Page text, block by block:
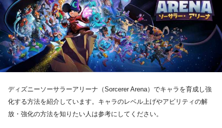
ディズニーソーサラーアリーナ（Sorcerer Arena）でキャラを育成し強
化する方法を紹介しています。キャラのレベル上げやアビリティの解
放・強化の方法を知りたい人は参考にしてください。